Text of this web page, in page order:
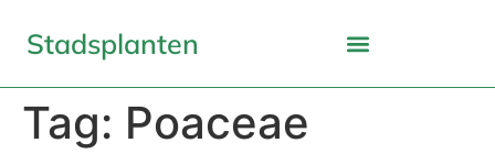
Stadsplanten
Tag: Poaceae